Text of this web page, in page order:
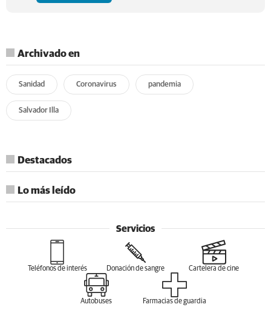
Archivado en
Sanidad Coronavirus pandemia
Salvador Illa
Destacados
Lo más leído
Servicios
Teléfonos de interés Donación de sangre Cartelera de cine
Autobuses Farmacias de guardia